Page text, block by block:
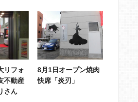
リフォ
不動産
さん
8月1日オープン焼肉
快席「炎刃」